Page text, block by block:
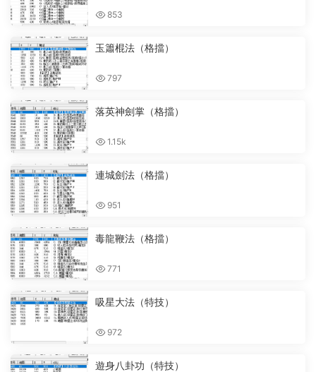
853
玉簫棍法（格擋）
797
落英神劍掌（格擋）
1.15k
連城劍法（格擋）
951
毒龍鞭法（格擋）
771
吸星大法（特技）
972
遊身八卦功（特技）